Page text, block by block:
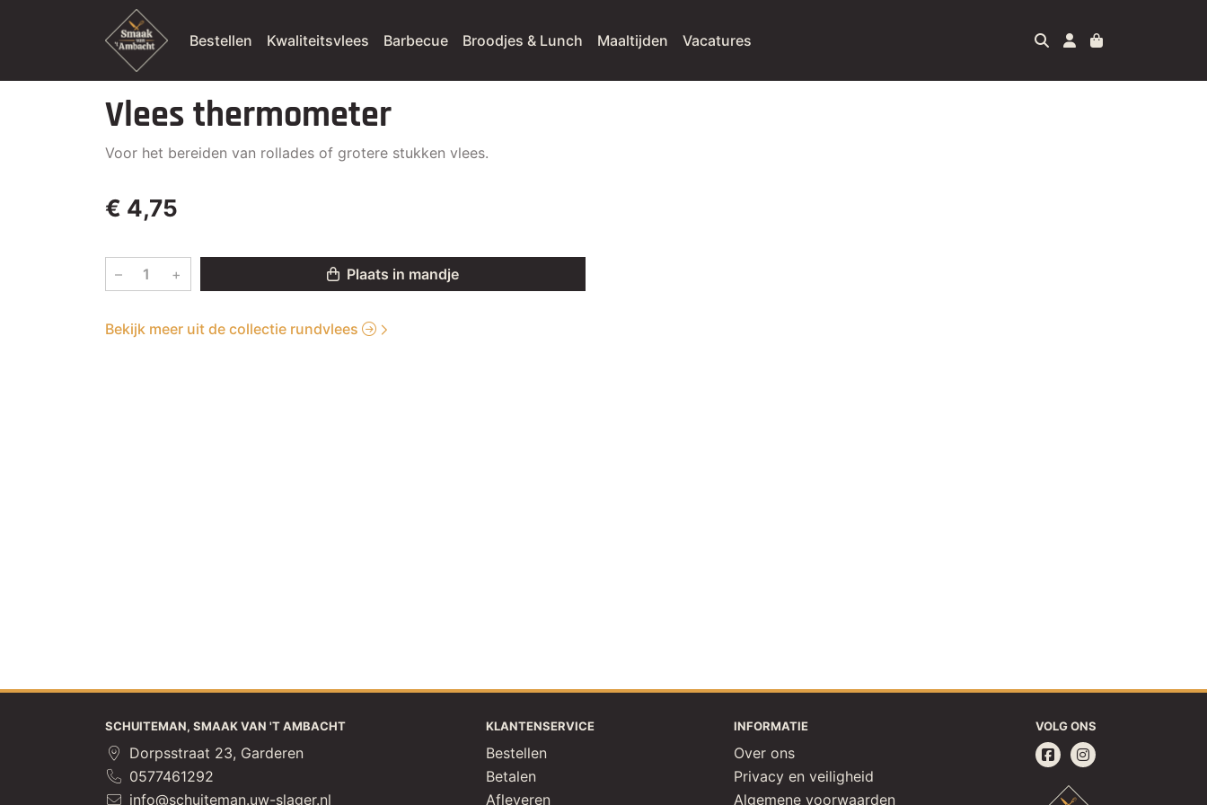
Bestellen Kwaliteitsvlees Barbecue Broodjes & Lunch Maaltijden Vacatures
Vlees thermometer
Voor het bereiden van rollades of grotere stukken vlees.
€ 4,75
– + Plaats in mandje
Bekijk meer uit de collectie rundvlees
SCHUITEMAN, SMAAK VAN 'T AMBACHT
Dorpsstraat 23, Garderen
0577461292
info@schuiteman.uw-slager.nl
KLANTENSERVICE
Bestellen
Betalen
Afleveren
INFORMATIE
Over ons
Privacy en veiligheid
Algemene voorwaarden
VOLG ONS